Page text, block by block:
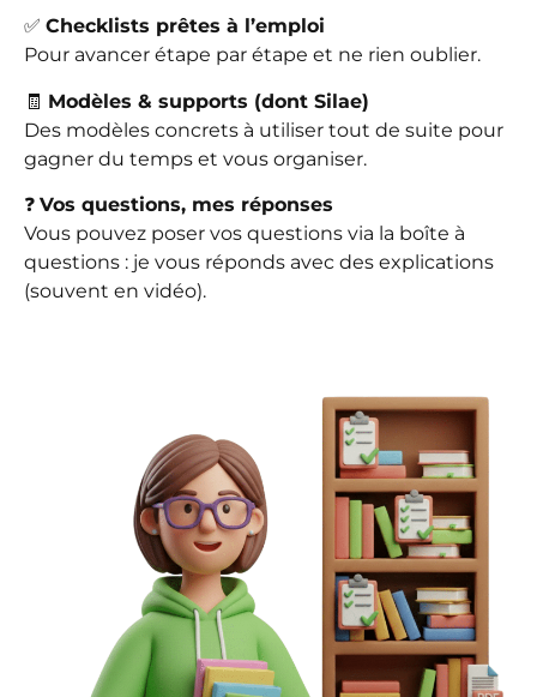
✅ Checklists prêtes à l’emploi
Pour avancer étape par étape et ne rien oublier.
🧾 Modèles & supports (dont Silae)
Des modèles concrets à utiliser tout de suite pour
gagner du temps et vous organiser.
❓ Vos questions, mes réponses
Vous pouvez poser vos questions via la boîte à
questions : je vous réponds avec des explications
(souvent en vidéo).